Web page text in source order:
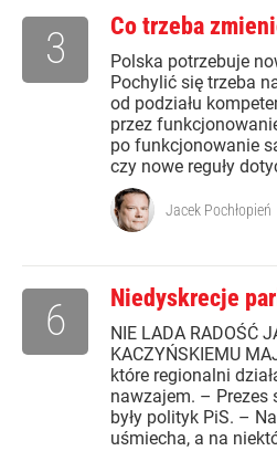
Co trzeba
Polska potrzebuje
Pochylić się trzeba
od podziału
przez
po funkcjonowanie
czy nowe reguły
3
Jacek Pochłopień
Niedyskrecje
NIE LADA RADOŚĆ
KACZYŃSKIEMU
które regionalni
nawzajem. –
były polityk PiS. –
uśmiecha, a na
6